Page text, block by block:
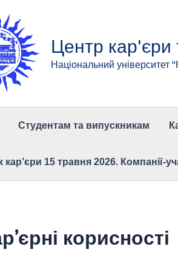
Центр кар'єри
Національний університет
Студентам та випускникам
15 травня 2026. Компанії-
корисності